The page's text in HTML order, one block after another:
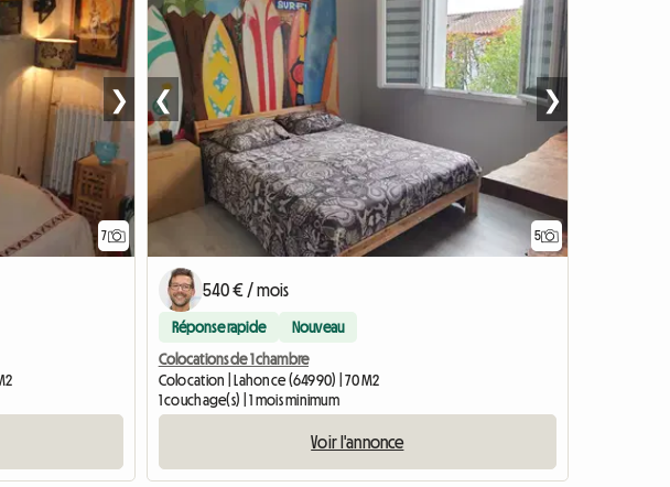
7
❯
5
❮ ❯
540 € / mois
Réponse rapide Nouveau
Colocations de 1 chambre
Colocation | Lahonce (64990) | 70 M2
1 couchage(s) | 1 mois minimum
Voir l'annonce